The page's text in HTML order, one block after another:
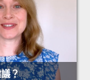
？